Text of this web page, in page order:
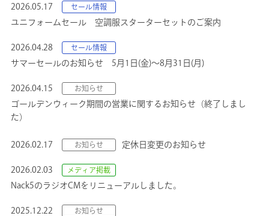
2026.05.17 セール情報
ユニフォームセール 空調服スターターセットのご案内
2026.04.28 セール情報
サマーセールのお知らせ 5月1日(金)～8月31日(月)
2026.04.15 お知らせ
ゴールデンウィーク期間の営業に関するお知らせ（終了しまし
た）
2026.02.17 お知らせ 定休日変更のお知らせ
2026.02.03 メディア掲載
Nack5のラジオCMをリニューアルしました。
2025.12.22 お知らせ